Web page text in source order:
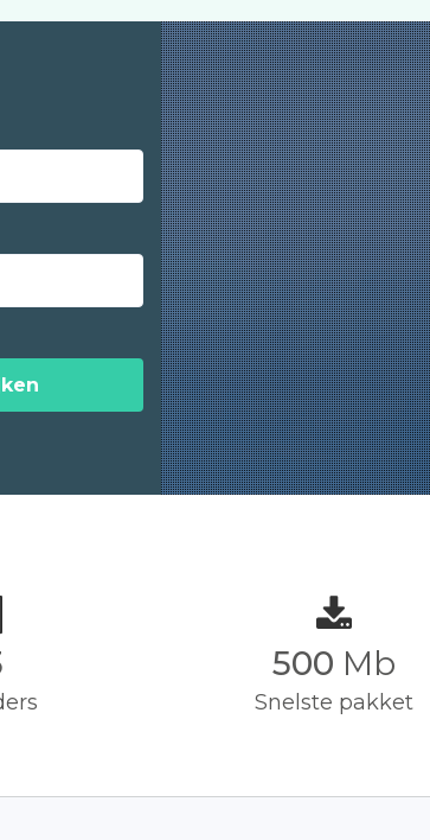
500 Mb
Snelste pakket